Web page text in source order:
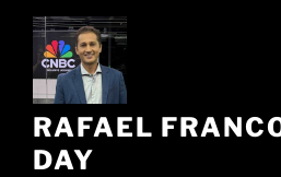
Pular
conteúdo
RAFAEL
DAY